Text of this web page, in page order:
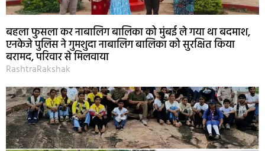
बहला फुसला कर नाबालिग बालिका को मुंबई ले गया था बदमाश,
एनकेजे पुलिस ने गुमशुदा नाबालिग बालिका को सुरक्षित किया
बरामद, परिवार से मिलवाया
RashtraRakshak